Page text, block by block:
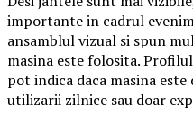
importante in cadrul
ansamblul vizual si spun
masina este folosita.
pot indica daca masina
utilizarii zilnice sau doar